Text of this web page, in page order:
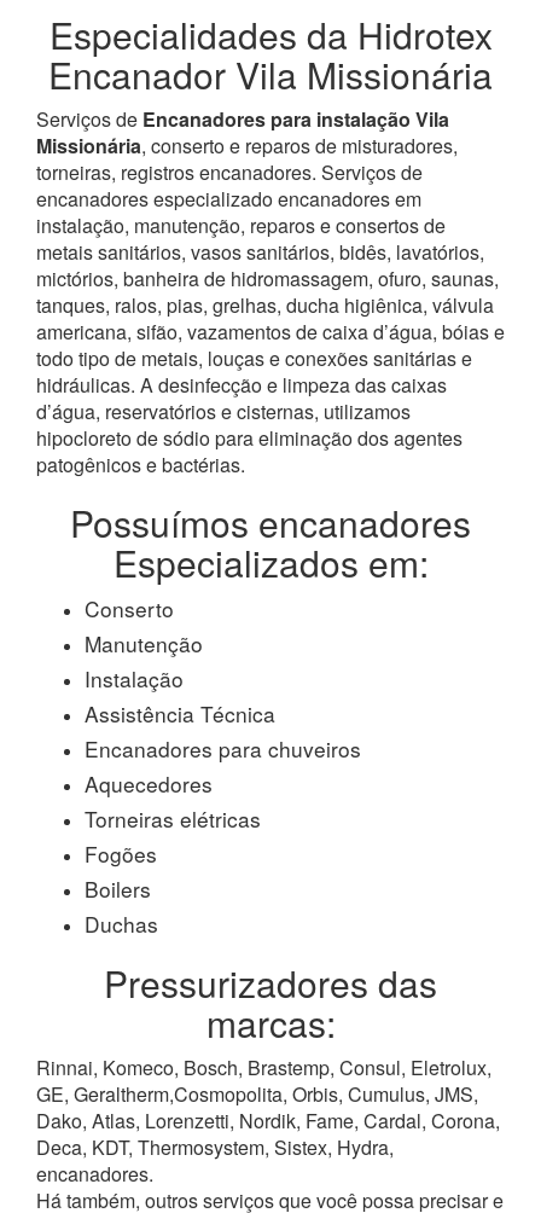
Especialidades da Hidrotex
Encanador Vila Missionária
Serviços de Encanadores para instalação Vila
Missionária, conserto e reparos de misturadores,
torneiras, registros encanadores. Serviços de
encanadores especializado encanadores em
instalação, manutenção, reparos e consertos de
metais sanitários, vasos sanitários, bidês, lavatórios,
mictórios, banheira de hidromassagem, ofuro, saunas,
tanques, ralos, pias, grelhas, ducha higiênica, válvula
americana, sifão, vazamentos de caixa d’água, bóias e
todo tipo de metais, louças e conexões sanitárias e
hidráulicas. A desinfecção e limpeza das caixas
d’água, reservatórios e cisternas, utilizamos
hipocloreto de sódio para eliminação dos agentes
patogênicos e bactérias.
Possuímos encanadores
Especializados em:
Conserto
Manutenção
Instalação
Assistência Técnica
Encanadores para chuveiros
Aquecedores
Torneiras elétricas
Fogões
Boilers
Duchas
Pressurizadores das
marcas:
Rinnai, Komeco, Bosch, Brastemp, Consul, Eletrolux,
GE, Geraltherm,Cosmopolita, Orbis, Cumulus, JMS,
Dako, Atlas, Lorenzetti, Nordik, Fame, Cardal, Corona,
Deca, KDT, Thermosystem, Sistex, Hydra,
encanadores.
Há também, outros serviços que você possa precisar e